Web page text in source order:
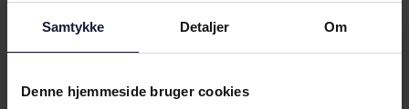
Samtykke Detaljer Om
Denne hjemmeside bruger cookies